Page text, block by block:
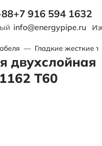
+7 916 594 1632
info@energypipe.ru
— Гладкие жесткие
двухслойная
Т60